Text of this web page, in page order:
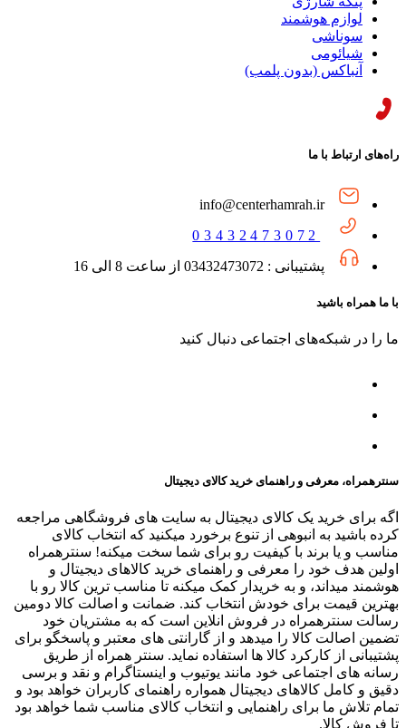
لوازم هوشمند
سوناشی
شیائومی
آنباکس (بدون پلمب)
راه‌های ارتباط با ما
info@centerhamrah.ir
03432473072
پشتیبانی : 03432473072 از ساعت 8 الی 16
با ما همراه باشید
ما را در شبکه‌های اجتماعی دنبال کنید
سنترهمراه، معرفی و راهنمای خرید کالای دیجیتال
اگه برای خرید یک کالای دیجیتال به سایت های فروشگاهی مراجعه
کرده باشید به انبوهی از تنوع برخورد میکنید که انتخاب کالای
مناسب و یا برند با کیفیت رو برای شما سخت میکنه! سنترهمراه
اولین هدف خود را معرفی و راهنمای خرید کالاهای دیجیتال و
هوشمند میداند، و به خریدار کمک میکنه تا مناسب ترین کالا رو با
بهترین قیمت برای خودش انتخاب کند. ضمانت و اصالت کالا دومین
رسالت سنترهمراه در فروش انلاین است که به مشتریان خود
تضمین اصالت کالا را میدهد و از گارانتی های معتبر و پاسخگو برای
پشتیبانی از کارکرد کالا ها استفاده نماید. سنتر همراه از طریق
رسانه های اجتماعی خود مانند یوتیوب و اینستاگرام و نقد و برسی
دقیق و کامل کالاهای دیجیتال همواره راهنمای کاربران خواهد بود و
تمام تلاش ما برای راهنمایی و انتخاب کالای مناسب شما خواهد بود
تا فروش کالا.